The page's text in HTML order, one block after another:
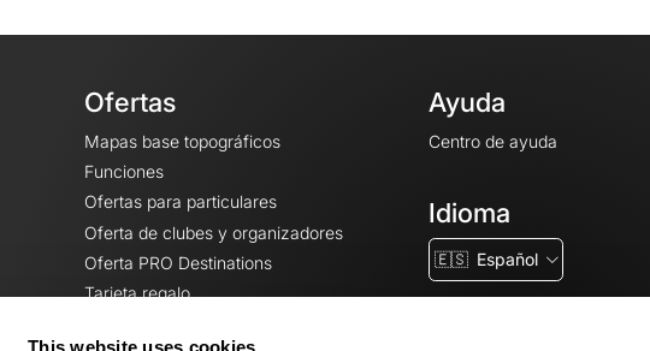
This website uses cookies
Ofertas
Mapas base topográficos
Funciones
Ofertas para particulares
Oferta de clubes y organizadores
Oferta PRO Destinations
Tarjeta regalo
Ayuda
Centro de ayuda
Idioma
🇪🇸 Español